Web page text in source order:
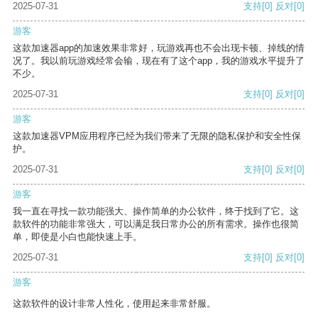
2025-07-31
支持[0] 反对[0]
游客
这款加速器app的加速效果非常好，玩游戏再也不会出现卡顿、掉线的情
况了。我以前玩游戏经常会输，现在有了这个app，我的游戏水平提升了
不少。
2025-07-31
支持[0] 反对[0]
游客
这款加速器VPM应用程序已经为我们带来了无限的隐私保护和安全性保
护。
2025-07-31
支持[0] 反对[0]
游客
我一直在寻找一款功能强大、操作简单的办公软件，终于找到了它。这
款软件的功能非常强大，可以满足我日常办公的所有需求。操作也很简
单，即使是小白也能快速上手。
2025-07-31
支持[0] 反对[0]
游客
这款软件的设计非常人性化，使用起来非常舒服。